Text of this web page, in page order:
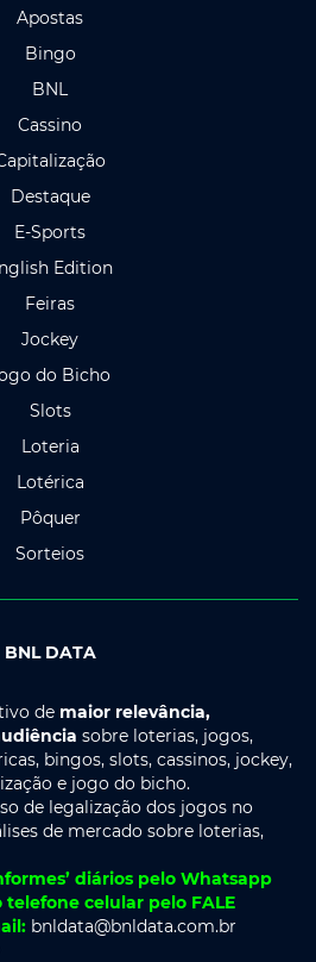
Apostas
Bingo
BNL
Cassino
Destaque
E-Sports
Edition
Feiras
Jockey
do Bicho
Slots
Loteria
Lotérica
Pôquer
Sorteios
BNL DATA
de maior relevância,
sobre loterias, jogos,
bingos, slots, cassinos, jockey,
e jogo do bicho.
de legalização dos jogos no
de mercado sobre loterias,
diários pelo Whatsapp
celular pelo FALE
bnldata@bnldata.com.br